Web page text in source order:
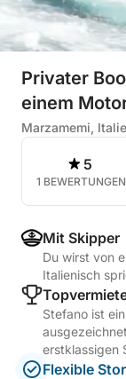
Privater
einem
Marzamemi,
5
1 BEWERTUNGEN
Mit Skipper
Du wirst von
Italienisch
Stefano ist
erstklassigen
Flexible